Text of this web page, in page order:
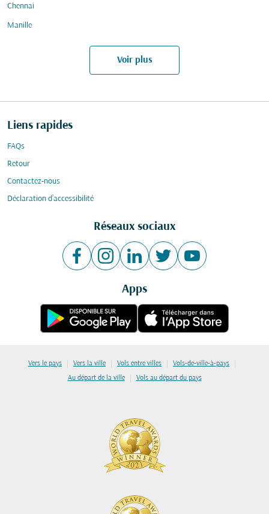
Chennai
Manille
Voir plus
Liens rapides
FAQs
Retour
Contactez-nous
Déclaration d’accessibilité
Réseaux sociaux
Apps
Vers le pays | Vers la ville | Vols entre villes | Vols-de-ville-à-pays |
Au départ de la ville | Vols au départ du pays